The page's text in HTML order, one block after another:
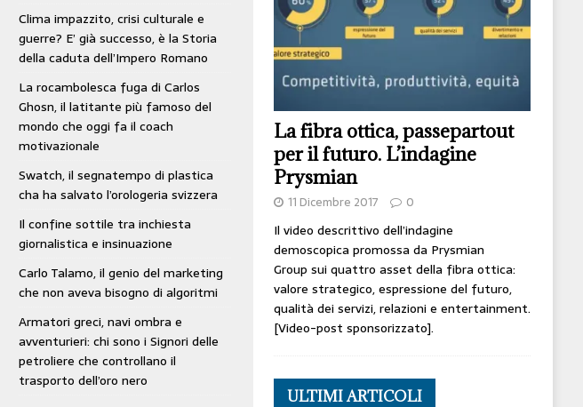
Clima impazzito, crisi culturale e
guerre? E’ già successo, è la Storia
della caduta dell’Impero Romano
La rocambolesca fuga di Carlos
Ghosn, il latitante più famoso del
mondo che oggi fa il coach
motivazionale
Swatch, il segnatempo di plastica
cha ha salvato l’orologeria svizzera
Il confine sottile tra inchiesta
giornalistica e insinuazione
Carlo Talamo, il genio del marketing
che non aveva bisogno di algoritmi
Armatori greci, navi ombra e
avventurieri: chi sono i Signori delle
petroliere che controllano il
trasporto dell’oro nero
La fibra ottica, passepartout
per il futuro. L’indagine
Prysmian
11 Dicembre 2017 0
Il video descrittivo dell’indagine
demoscopica promossa da Prysmian
Group sui quattro asset della fibra ottica:
valore strategico, espressione del futuro,
qualità dei servizi, relazioni e entertainment.
[Video-post sponsorizzato].
ULTIMI ARTICOLI